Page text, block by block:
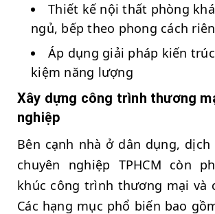
Thiết kế nội thất phòng
ngủ, bếp theo phong cách
Áp dụng giải pháp kiến
kiệm năng lượng
Xây dựng công trình thương
nghiệp
Bên cạnh nhà ở dân dụng,
chuyên nghiệp TPHCM còn
khúc công trình thương mại và
Các hạng mục phổ biến bao